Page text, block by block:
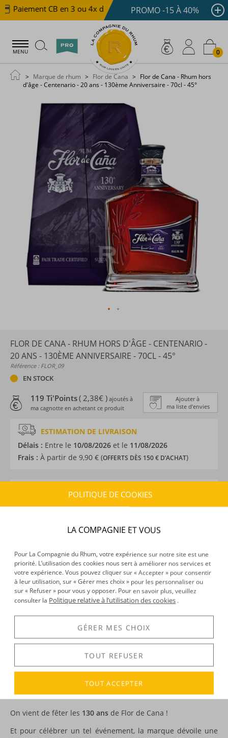
Paiement CB en 3 ou 4x dès 100 € Livraison offerte
PROMO -15 À 40%
MENU 0
Marque de rhum Flor de Cana
Flor de Cana - Rhum hors
d'âge - Centenario - 20 ans - 130ème Anniversaire - 70cl - 45°
FLOR DE CANA - RHUM HORS D'ÂGE - CENTENARIO -
20 ANS - 130ÈME ANNIVERSAIRE - 70CL - 45°
Référence : FLOR_09
EN STOCK
Ajouter à
ma liste d’envies
119 Ti'Points( 2,38€ ) ajoutés à
ma cagnotte en achetant ce produit
ESTIMATION DE LIVRAISON
Délais : Entre le 10/08/2026 et le 11/08/2026
Frais : À partir de 9,90 € (OFFERTS DÈS 150 € D’ACHAT)
CARACTÉRISTIQUES DU PRODUIT
Type d’alcool :Rhum traditionnel
Colonne
Volume :70CL
Degré :45°
Médailles :Or 2024 au Spirits Business
Edition :limitée et numérotée, 130ème anniversaire
Voir tous les produits :Flor de Cana
DESCRIPTION
On vient de fêter les 130 ans de Flor de Cana !
Et pour célébrer un tel événement, la marque dévoile une
POLITIQUE DE COOKIES
LA COMPAGNIE ET VOUS
Pour La Compagnie du Rhum, votre expérience sur notre site est une
priorité. L’utilisation des cookies nous sert à améliorer nos services et
votre expérience. Vous pouvez cliquer sur « Accepter » pour consentir
à leur utilisation, sur « Gérer mes choix » pour les personnaliser ou
sur « Refuser » pour vous y opposer. Pour en savoir plus, veuillez
consulter la Politique relative à l’utilisation des cookies .
GÉRER MES CHOIX
TOUT REFUSER
TOUT ACCEPTER